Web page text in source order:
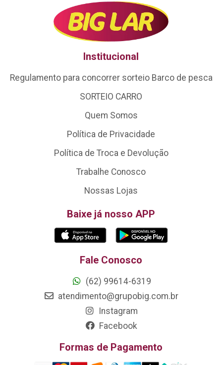
Institucional
Regulamento para concorrer sorteio Barco de pesca
SORTEIO CARRO
Quem Somos
Política de Privacidade
Política de Troca e Devolução
Trabalhe Conosco
Nossas Lojas
Baixe já nosso APP
Fale Conosco
(62) 99614-6319
atendimento@grupobig.com.br
Instagram
Facebook
Formas de Pagamento